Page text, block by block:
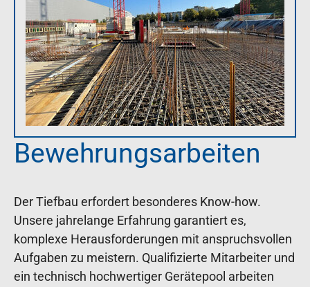
Bewehrungsarbeiten
Der Tiefbau erfordert besonderes Know-how.
Unsere jahrelange Erfahrung garantiert es,
komplexe Herausforderungen mit anspruchsvollen
Aufgaben zu meistern. Qualifizierte Mitarbeiter und
ein technisch hochwertiger Gerätepool arbeiten